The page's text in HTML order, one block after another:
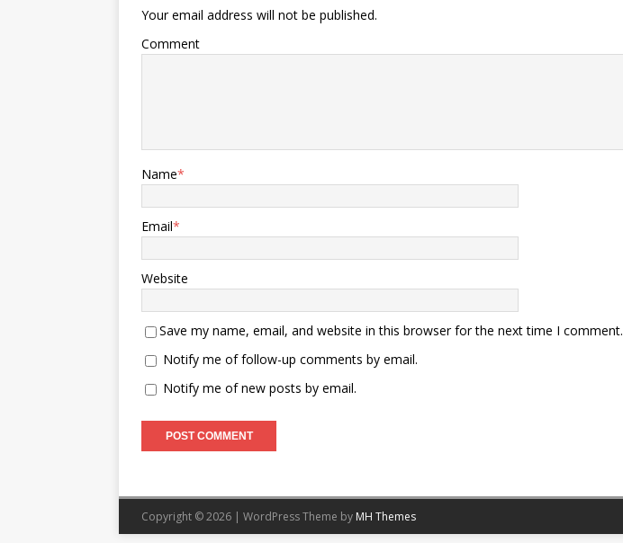
Your email address will not be published.
Comment
Name*
Email*
Website
Save my name, email, and website in this browser for the next time I comment.
Notify me of follow-up comments by email.
Notify me of new posts by email.
Copyright © 2026 | WordPress Theme by MH Themes